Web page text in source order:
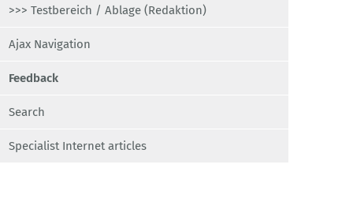
>>> Testbereich / Ablage (Redaktion)
Ajax Navigation
Feedback
Search
Specialist Internet articles